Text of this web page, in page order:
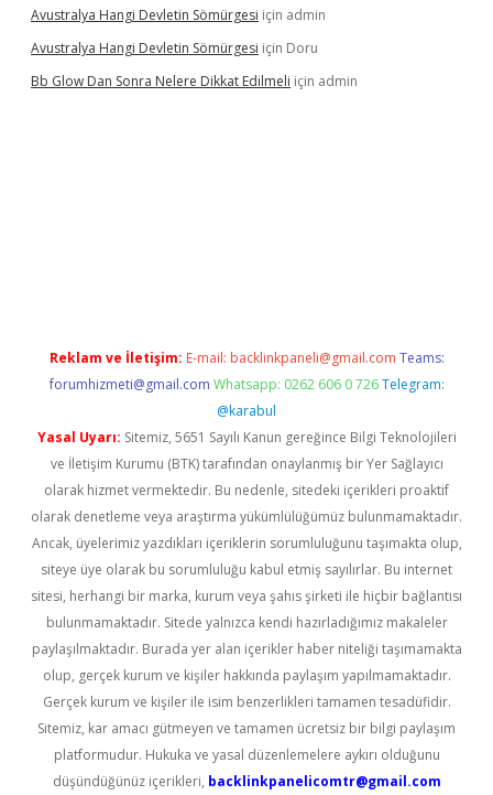
Avustralya Hangi Devletin Sömürgesi için admin
Avustralya Hangi Devletin Sömürgesi için Doru
Bb Glow Dan Sonra Nelere Dikkat Edilmeli için admin
Reklam ve İletişim: E-mail: backlinkpaneli@gmail.com Teams:
forumhizmeti@gmail.com Whatsapp: 0262 606 0 726 Telegram:
@karabul
Yasal Uyarı: Sitemiz, 5651 Sayılı Kanun gereğince Bilgi Teknolojileri
ve İletişim Kurumu (BTK) tarafından onaylanmış bir Yer Sağlayıcı
olarak hizmet vermektedir. Bu nedenle, sitedeki içerikleri proaktif
olarak denetleme veya araştırma yükümlülüğümüz bulunmamaktadır.
Ancak, üyelerimiz yazdıkları içeriklerin sorumluluğunu taşımakta olup,
siteye üye olarak bu sorumluluğu kabul etmiş sayılırlar. Bu internet
sitesi, herhangi bir marka, kurum veya şahıs şirketi ile hiçbir bağlantısı
bulunmamaktadır. Sitede yalnızca kendi hazırladığımız makaleler
paylaşılmaktadır. Burada yer alan içerikler haber niteliği taşımamakta
olup, gerçek kurum ve kişiler hakkında paylaşım yapılmamaktadır.
Gerçek kurum ve kişiler ile isim benzerlikleri tamamen tesadüfidir.
Sitemiz, kar amacı gütmeyen ve tamamen ücretsiz bir bilgi paylaşım
platformudur. Hukuka ve yasal düzenlemelere aykırı olduğunu
düşündüğünüz içerikleri, backlinkpanelicomtr@gmail.com